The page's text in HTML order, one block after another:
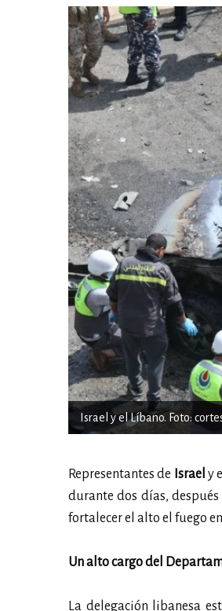
Israel y el Líbano. Foto:
Representantes de Israel y el
durante dos días,
fortalecer el alto el fuego
Un alto cargo del
La delegación libanesa